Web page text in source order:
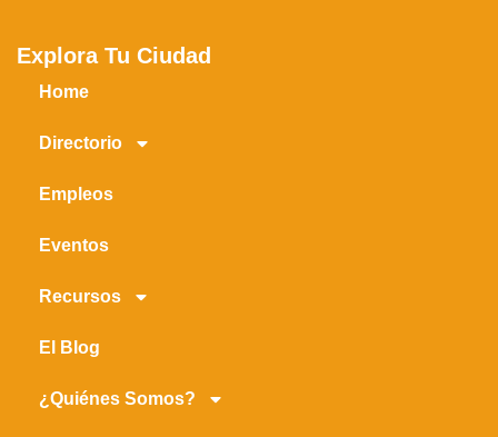
Explora Tu Ciudad
Home
Directorio
Empleos
Eventos
Recursos
El Blog
¿Quiénes Somos?